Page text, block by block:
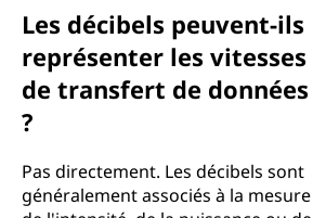
Les décibels peuvent-ils
représenter les vitesses
de transfert de données
?
Pas directement. Les décibels sont
généralement associés à la mesure